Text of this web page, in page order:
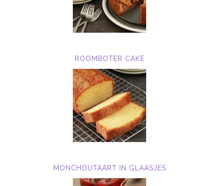
ROOMBOTER CAKE
MONCHOUTAART IN GLAASJES